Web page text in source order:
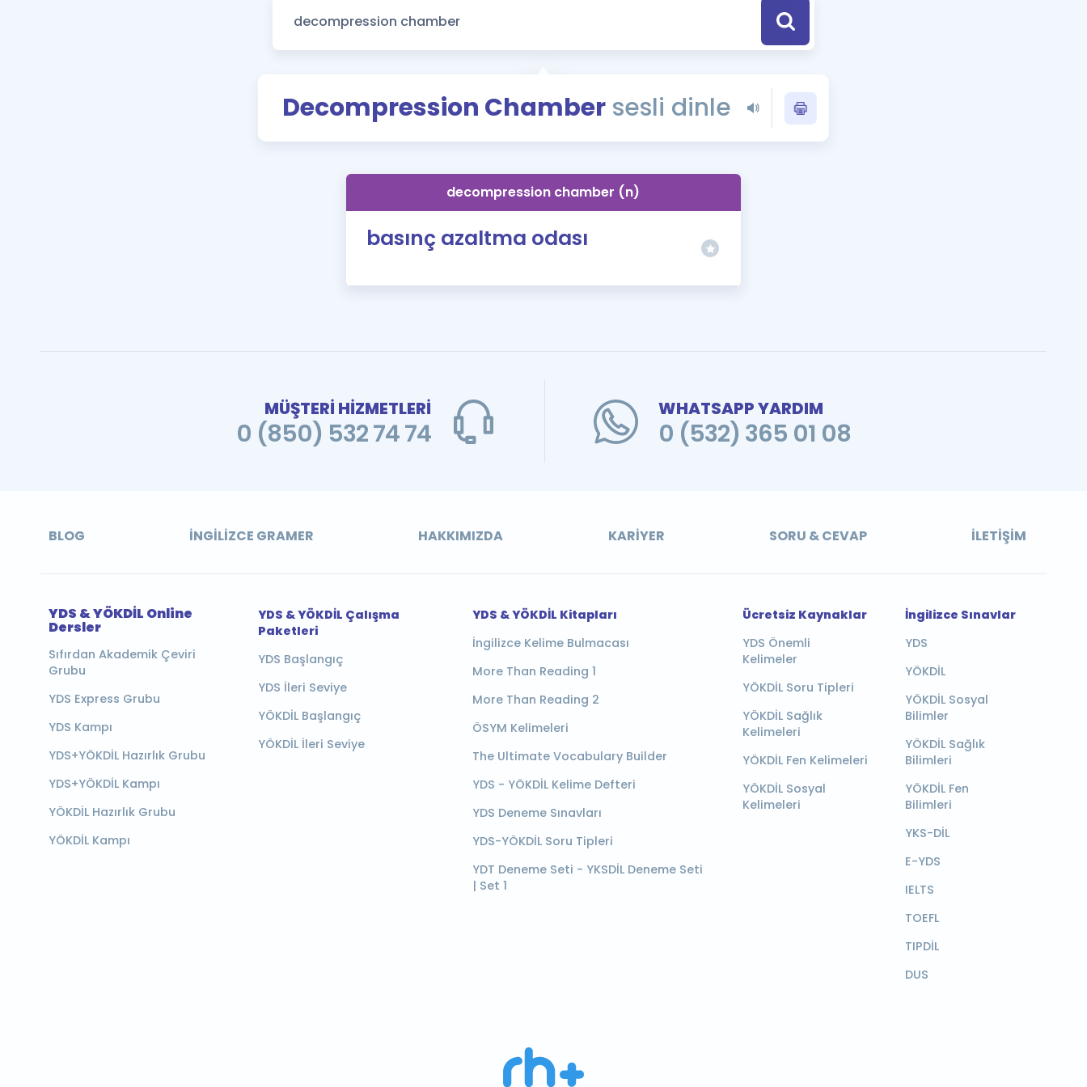
Eğitim ve Kitaplara Özel Fırsatlar
YDS - YÖKDİL Tüm Sınavlarla İlgili Haberler
İngilizce Gramer ve Konu Anlatımı
Decompression Chambersesli dinle
decompression chamber (n)
basınç azaltma odası
MÜŞTERİ HİZMETLERİ
0 (850) 532 74 74
WHATSAPP YARDIM
0 (532) 365 01 08
BLOG İNGILIZCE GRAMER HAKKIMIZDA KARIYER SORU & CEVAP İLETIŞIM
YDS & YÖKDİL Online
Dersler
Sıfırdan Akademik Çeviri
Grubu
YDS Express Grubu
YDS Kampı
YDS+YÖKDİL Hazırlık Grubu
YDS+YÖKDİL Kampı
YÖKDİL Hazırlık Grubu
YÖKDİL Kampı
YDS & YÖKDİL Çalışma
Paketleri
YDS Başlangıç
YDS İleri Seviye
YÖKDİL Başlangıç
YÖKDİL İleri Seviye
YDS & YÖKDİL Kitapları
İngilizce Kelime Bulmacası
More Than Reading 1
More Than Reading 2
ÖSYM Kelimeleri
The Ultimate Vocabulary Builder
YDS - YÖKDİL Kelime Defteri
YDS Deneme Sınavları
YDS-YÖKDİL Soru Tipleri
YDT Deneme Seti - YKSDİL Deneme Seti
| Set 1
Ücretsiz Kaynaklar
YDS Önemli
Kelimeler
YÖKDİL Soru Tipleri
YÖKDİL Sağlık
Kelimeleri
YÖKDİL Fen Kelimeleri
YÖKDİL Sosyal
Kelimeleri
İngilizce Sınavlar
YDS
YÖKDİL
YÖKDİL Sosyal
Bilimler
YÖKDİL Sağlık
Bilimleri
YÖKDİL Fen
Bilimleri
YKS-DİL
E-YDS
IELTS
TOEFL
TIPDİL
DUS